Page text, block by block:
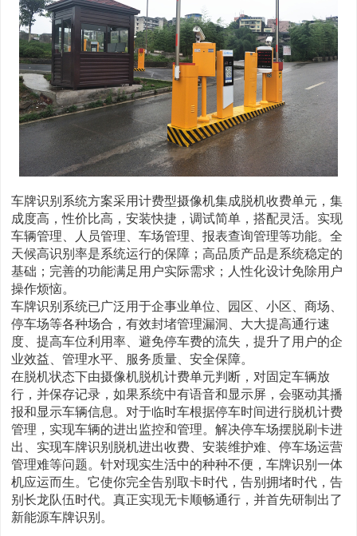
车牌识别系统方案采用计费型摄像机集成脱机收费单元，集
成度高，性价比高，安装快捷，调试简单，搭配灵活。实现
车辆管理、人员管理、车场管理、报表查询管理等功能。全
天候高识别率是系统运行的保障；高品质产品是系统稳定的
基础；完善的功能满足用户实际需求；人性化设计免除用户
操作烦恼。
车牌识别系统已广泛用于企事业单位、园区、小区、商场、
停车场等各种场合，有效封堵管理漏洞、大大提高通行速
度、提高车位利用率、避免停车费的流失，提升了用户的企
业效益、管理水平、服务质量、安全保障。
在脱机状态下由摄像机脱机计费单元判断，对固定车辆放
行，并保存记录，如果系统中有语音和显示屏，会驱动其播
报和显示车辆信息。对于临时车根据停车时间进行脱机计费
管理，实现车辆的进出监控和管理。解决停车场摆脱刷卡进
出、实现车牌识别脱机进出收费、安装维护难、停车场运营
管理难等问题。针对现实生活中的种种不便，车牌识别一体
机应运而生。它使你完全告别取卡时代，告别拥堵时代，告
别长龙队伍时代。真正实现无卡顺畅通行，并首先研制出了
新能源车牌识别。